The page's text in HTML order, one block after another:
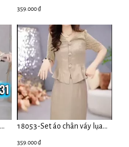
ren (linen, ren)
359.000 ₫
18053-Set áo chân váy lụa
359.000 ₫